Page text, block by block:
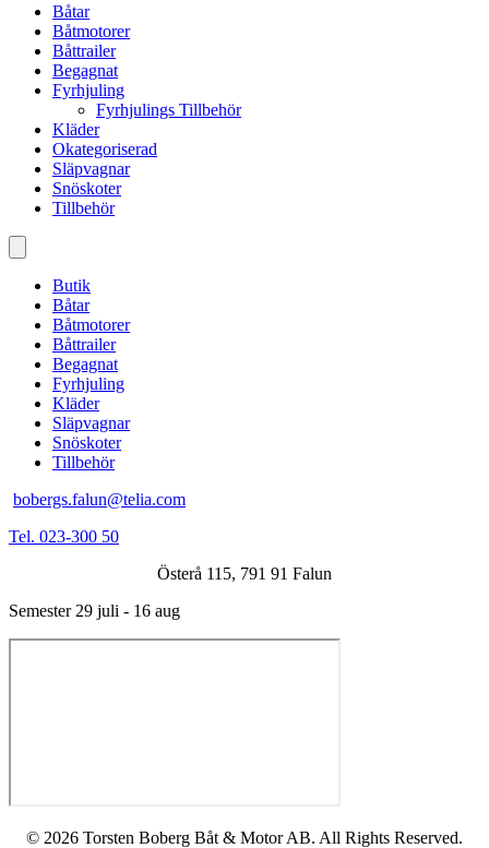
Båtar
Båtmotorer
Båttrailer
Begagnat
Fyrhjuling
Fyrhjulings Tillbehör
Kläder
Okategoriserad
Släpvagnar
Snöskoter
Tillbehör
Butik
Båtar
Båtmotorer
Båttrailer
Begagnat
Fyrhjuling
Kläder
Släpvagnar
Snöskoter
Tillbehör
bobergs.falun@telia.com
Tel. 023-300 50
Österå 115, 791 91 Falun
Semester 29 juli - 16 aug
© 2026 Torsten Boberg Båt & Motor AB. All Rights Reserved.